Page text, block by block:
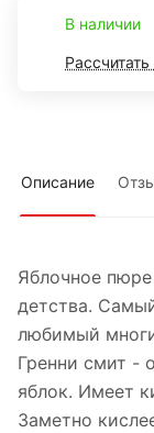
В наличии
Описание
Яблочное
детства.
любимый
Гренни смит -
яблок. Имеет
Заметно